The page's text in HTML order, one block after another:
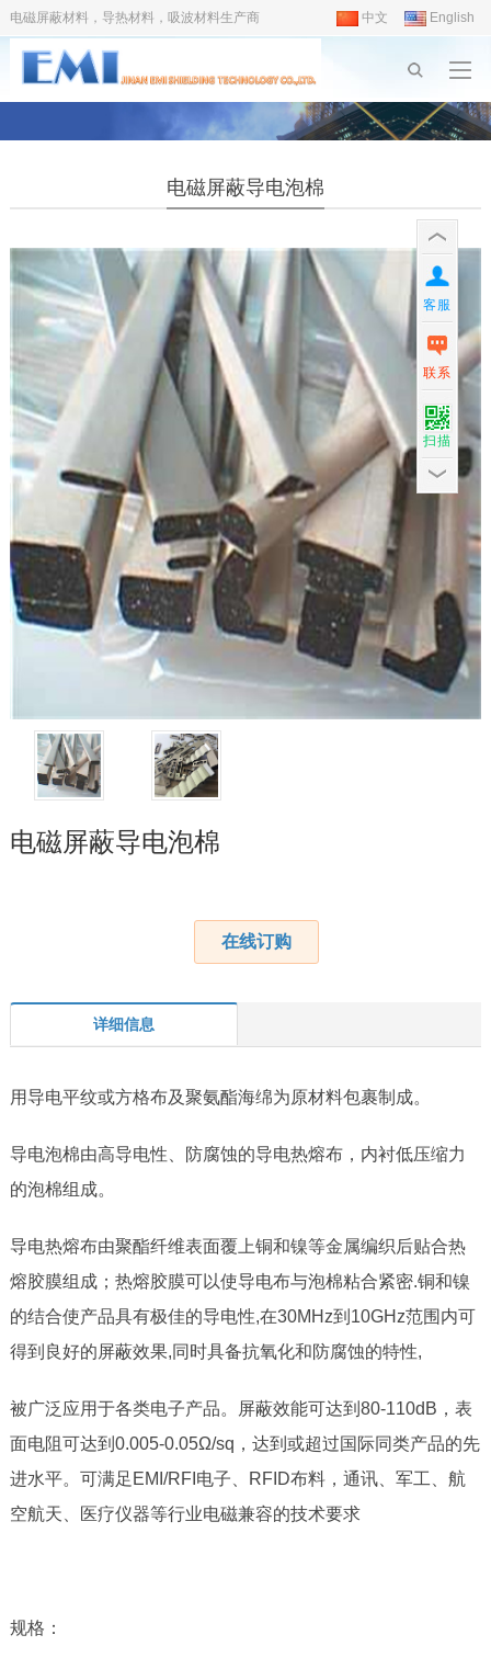
电磁屏蔽材料，导热材料，吸波材料生产商 中文 English
电磁屏蔽导电泡棉
电磁屏蔽导电泡棉
在线订购
详细信息
用导电平纹或方格布及聚氨酯海绵为原材料包裹制成。
导电泡棉由高导电性、防腐蚀的导电热熔布，内衬低压缩力
的泡棉组成。
导电热熔布由聚酯纤维表面覆上铜和镍等金属编织后贴合热
熔胶膜组成；热熔胶膜可以使导电布与泡棉粘合紧密.铜和镍
的结合使产品具有极佳的导电性,在30MHz到 10GHz范围内可
得到良好的屏蔽效果,同时具备抗氧化和防腐蚀的特性,
被广泛应用于各类电子产品。屏蔽效能可达到 80-110dB ，表
面电阻可达到 0.005-0.05Ω/sq ，达到或超过国际同类产品的先
进水平。可满足 EMI/RFI 电子、 RFID布料，通讯、军工、航
空航天、医疗仪器等行业电磁兼容的技术要求
规格：
客服
联系
扫描